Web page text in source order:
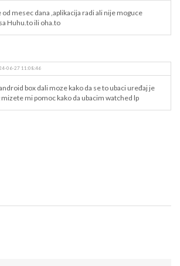
od mesec dana ,aplikacija radi ali nije moguce
Huhu.to ili oha.to
06-27 11:08:46
box dali moze kako da se to ubaci uređaj je
mi pomoc kako da ubacim watched lp